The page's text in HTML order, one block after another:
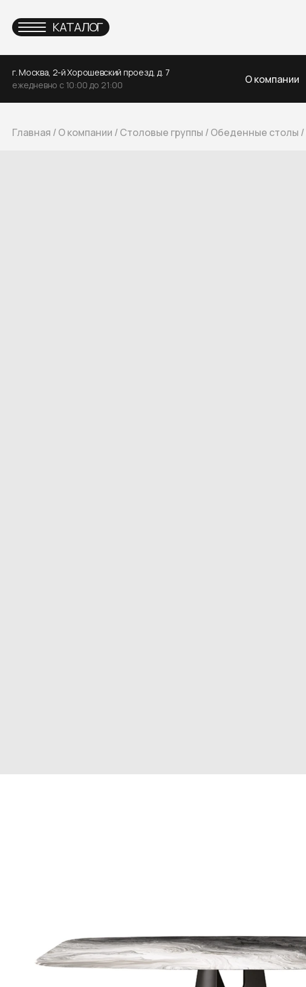
КАТАЛОГ
г. Москва, 2-й Хорошевский проезд, д. 7
ежедневно с 10:00 до 21:00
О компании
Главная /О компании /Столовые группы /Обеденные столы /